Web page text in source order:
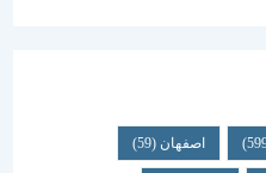
اصفهان (59)